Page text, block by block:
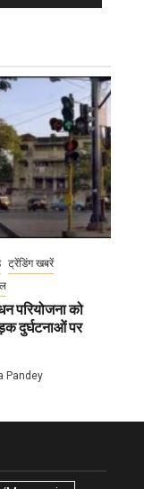
ट्रेंडिंग खबरें
परियोजना को
दुर्घटनाओं पर
Pandey